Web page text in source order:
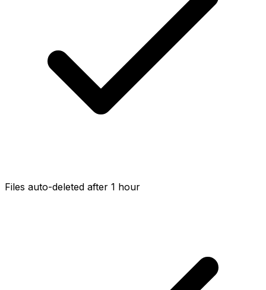
Files auto-deleted after 1 hour